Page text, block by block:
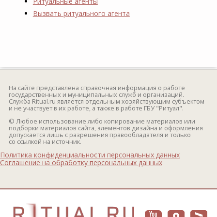
Вызвать ритуального агента
На сайте представлена справочная информация о работе
государственных и муниципальных служб и организаций.
Служба Ritual.ru является отдельным хозяйствующим субъектом
и не участвует в их работе, а также в работе ГБУ "Ритуал".
© Любое использование либо копирование материалов или
подборки материалов сайта, элементов дизайна и оформления
допускается лишь с разрешения правообладателя и только
со ссылкой на источник.
Политика конфиденциальности персональных данных
Соглашение на обработку персональных данных